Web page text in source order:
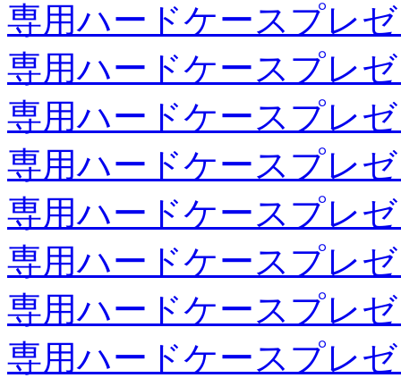
専用ハードケースプレ
専用ハードケースプレ
専用ハードケースプレ
専用ハードケースプレ
専用ハードケースプレ
専用ハードケースプレ
専用ハードケースプレ
専用ハードケースプレ